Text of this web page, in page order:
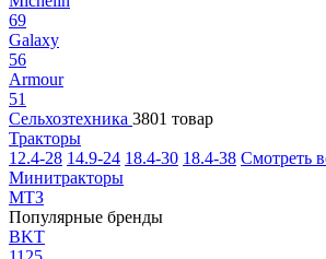
69
Galaxy
56
Armour
51
Сельхозтехника 3801 товар
Тракторы
12.4-28 14.9-24 18.4-30 18.4-38 Смотреть
Минитракторы
МТЗ
Популярные бренды
BKT